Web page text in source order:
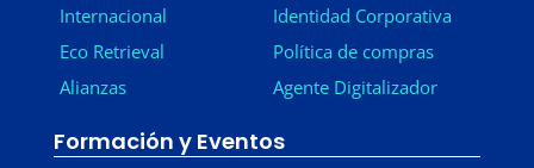
Internacional
Eco Retrieval
Alianzas
Identidad Corporativa
Política de compras
Agente Digitalizador
Formación y Eventos